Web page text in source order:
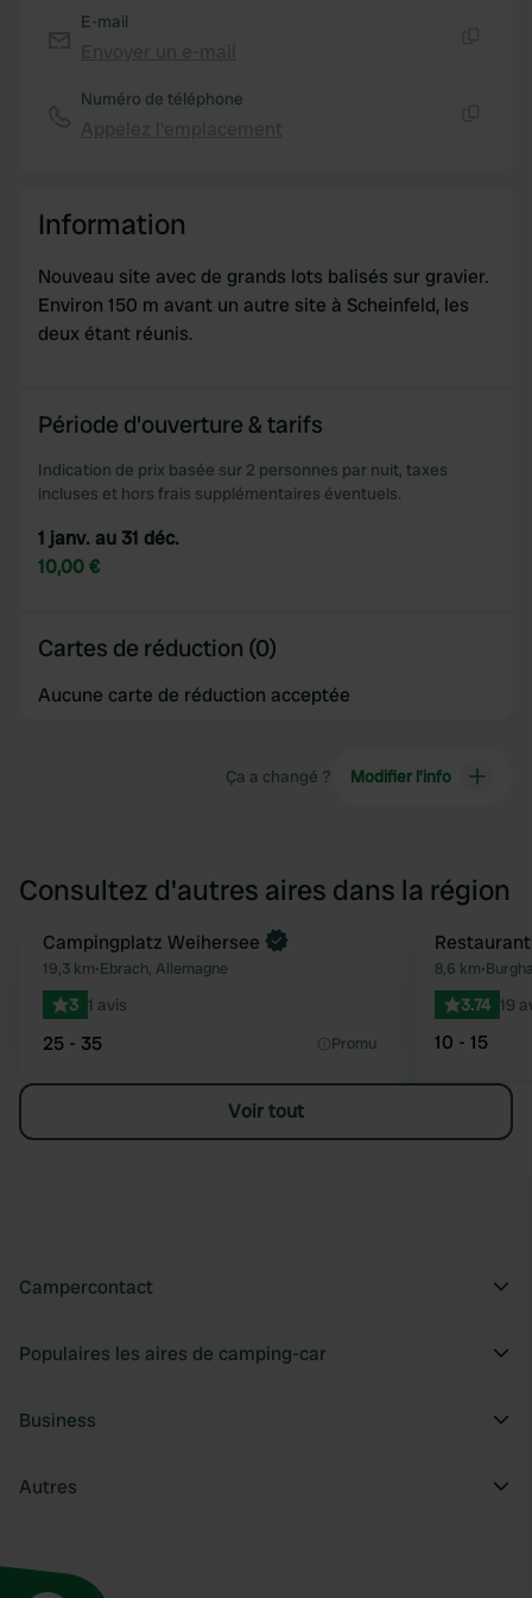
E-mail
Numéro de téléphone
Information
Nouveau site avec de grands lots balisés sur gravier.
Environ 150 m avant un autre site à Scheinfeld, les
deux étant réunis.
Période d'ouverture & tarifs
Indication de prix basée sur 2 personnes par nuit, taxes
incluses et hors frais supplémentaires éventuels.
1 janv. au 31 déc.
10,00 €
Cartes de réduction (0)
Aucune carte de réduction acceptée
Ça a changé ? Modifier l’info
Consultez d'autres aires dans la région
Préféré
Reserve maintenant
Campingplatz Weihersee
19,3 km•Ebrach, Allemagne
3 1 avis
25 - 35 Promu
8,6 km•
3.74 19
10 - 15
Voir tout
Campercontact
Populaires les aires de camping-car
Business
Autres